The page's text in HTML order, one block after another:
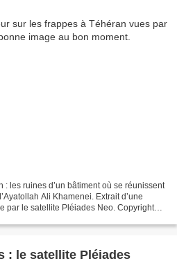
: les ruines d’un bâtiment où se réunissent
Ali Khamenei. Extrait d’une
par le satellite Pléiades Neo. Copyright
: le satellite Pléiades